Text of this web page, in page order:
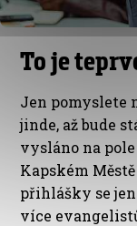
To je
Jen pomyslete
jinde, až bude
vysláno na
Kapském
přihlášky se
více